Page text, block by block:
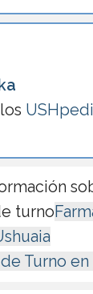
turno
Turno